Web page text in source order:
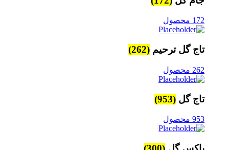
172 محصول
تاج گل ترحیم (262)
262 محصول
تاج گل (953)
953 محصول